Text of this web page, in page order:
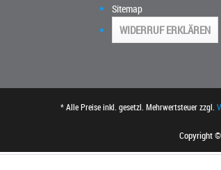
Sitemap
WIDERRUF ERKLÄREN
* Alle Preise inkl. gesetzl. Mehrwertsteuer zzgl.
Copyright